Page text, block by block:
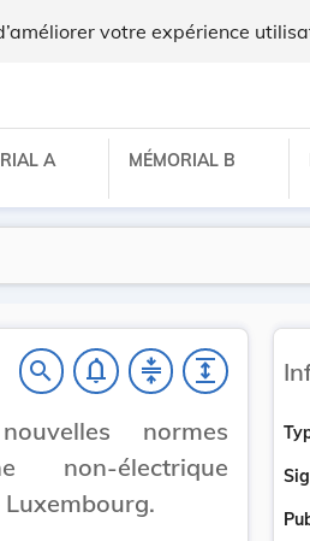
votre expérience
A MÉMORIAL B
search notifications_none compress expand
normes
non-électrique